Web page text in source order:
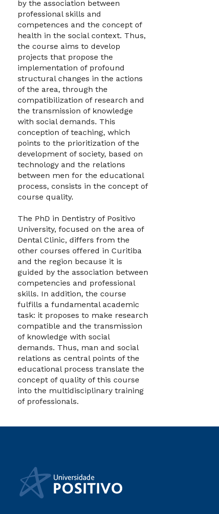
by the association between
professional skills and
competences and the concept of
health in the social context. Thus,
the course aims to develop
projects that propose the
implementation of profound
structural changes in the actions
of the area, through the
compatibilization of research and
the transmission of knowledge
with social demands. This
conception of teaching, which
points to the prioritization of the
development of society, based on
technology and the relations
between men for the educational
process, consists in the concept of
course quality.
The PhD in Dentistry of Positivo
University, focused on the area of
Dental Clinic, differs from the
other courses offered in Curitiba
and the region because it is
guided by the association between
competencies and professional
skills. In addition, the course
fulfills a fundamental academic
task: it proposes to make research
compatible and the transmission
of knowledge with social
demands. Thus, man and social
relations as central points of the
educational process translate the
concept of quality of this course
into the multidisciplinary training
of professionals.